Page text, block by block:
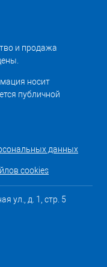
и продажа
носит
публичной
данных
cookies
ул., д. 1, стр. 5